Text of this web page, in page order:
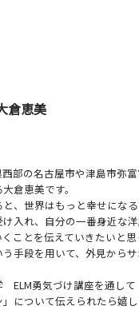
倉恵美
部の名古屋市や津島市弥
倉恵美です。
、世界はもっと幸せになる
入れ、自分の一番身近な洋
ことを伝えていきたいと思
手段を用いて、外見から
ELM勇気づけ講座を通して
について伝えられたら嬉し